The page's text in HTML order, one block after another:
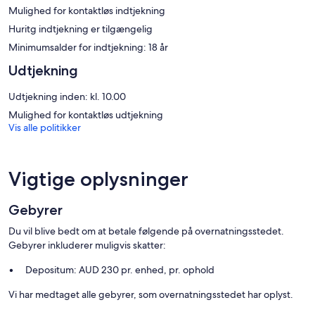
skriveborde og telefon. Der er mulighed for gratis lokalopkald
(begrænsninger kan forekomme). Værelserne kan desuden have
strygejern/strygebræt og loftsventilator. Rengøring tilbydes efter
pool og døgnåbne fitnessfaciliteter.
Mulighed for kontaktløs indtjekning
Huritg indtjekning er tilgængelig
Minimumsalder for indtjekning: 18 år
Udtjekning
Udtjekning inden: kl. 10.00
Mulighed for kontaktløs udtjekning
Vis alle politikker
Vigtige oplysninger
Gebyrer
Du vil blive bedt om at betale følgende på overnatningsstedet.
Gebyrer inkluderer muligvis skatter:
Depositum: AUD 230 pr. enhed, pr. ophold
Vi har medtaget alle gebyrer, som overnatningsstedet har oplyst.